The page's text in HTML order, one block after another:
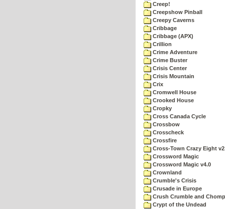
Creep!
Creepshow Pinball
Creepy Caverns
Cribbage
Cribbage (APX)
Crillion
Crime Adventure
Crime Buster
Crisis Center
Crisis Mountain
Crix
Cromwell House
Crooked House
Cropky
Cross Canada Cycle
Crossbow
Crosscheck
Crossfire
Cross-Town Crazy Eight
Crossword Magic
Crossword Magic v4.0
Crownland
Crumble's Crisis
Crusade in Europe
Crush Crumble and Chomp
Crypt of the Undead